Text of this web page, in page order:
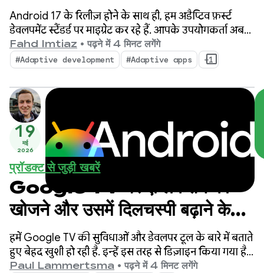
Android 17 के रिलीज़ होने के साथ ही, हम अडैप्टिव फ़र्स्ट
डेवलपमेंट स्टैंडर्ड पर माइग्रेट कर रहे हैं. आपके उपयोगकर्ता अब
सिर्फ़ एक तरह के डिवाइस का इस्तेमाल नहीं करते. वे दिन भर
फ़ोन, फ़ोल्ड किए जा सकने वाले डिवाइस, टैबलेट, लैपटॉप, कार
में लगे डिसप्ले, और इमर्सिव XR एनवायरमेंट के बीच स्विच करते
रहते हैं.
Fahd Imtiaz • पढ़ने में 4 मिनट लगेंगे
#Adaptive development #Adaptive apps +1
19
मई
2026
प्रॉडक्ट से जुड़ी खबरें
Google TV पर ऐप्लिकेशन को
खोजने और उसमें दिलचस्पी बढ़ाने के
लिए
हमें Google TV की सुविधाओं और डेवलपर टूल के बारे में बताते
हुए बेहद खुशी हो रही है. इन्हें इस तरह से डिज़ाइन किया गया है
कि आपके कॉन्टेंट को ज़्यादा से ज़्यादा लोग देख सकें. साथ ही,
Paul Lammertsma • पढ़ने में 4 मिनट लगेंगे